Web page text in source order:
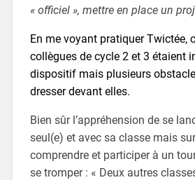
« officiel », mettre en place un
En me voyant pratiquer Twictée,
collègues de cycle 2 et 3 étaient
dispositif mais plusieurs
dresser devant elles.
Bien sûr l’appréhension de se
seul(e) et avec sa classe mais
comprendre et participer à un
se tromper : « Deux autres